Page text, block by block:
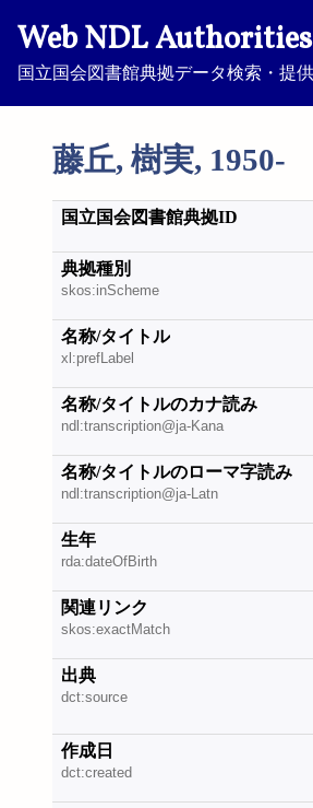
Web NDL Authorities
国立国会図書館典拠データ検索・提
藤丘, 樹実, 1950-
国立国会図書館典拠ID
典拠種別
skos:inScheme
名称/タイトル
xl:prefLabel
名称/タイトルのカナ読み
ndl:transcription@ja-Kana
名称/タイトルのローマ字読み
ndl:transcription@ja-Latn
生年
rda:dateOfBirth
関連リンク
skos:exactMatch
出典
dct:source
作成日
dct:created